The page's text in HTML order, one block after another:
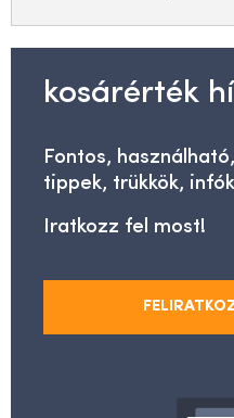
kosárérték
Fontos,
tippek, trükkök,
Iratkozz fel most!